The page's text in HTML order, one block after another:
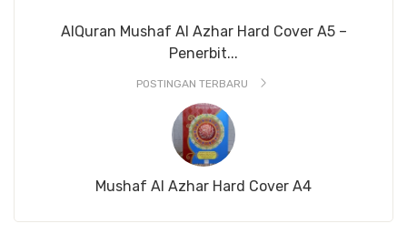
AlQuran Mushaf Al Azhar Hard Cover A5 –
Penerbit...
POSTINGAN TERBARU
Mushaf Al Azhar Hard Cover A4